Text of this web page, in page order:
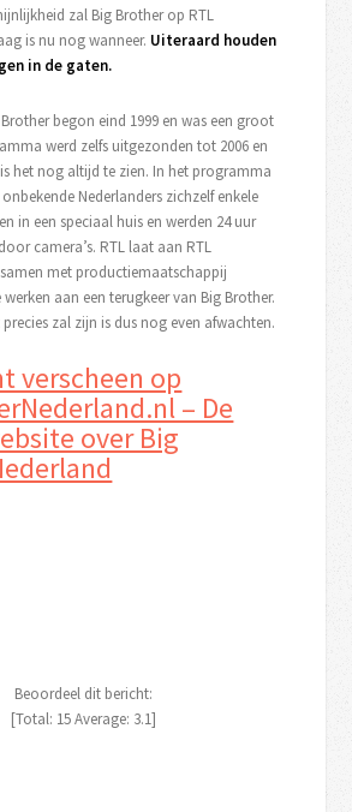
zal Big Brother op RTL
is nu nog wanneer. Uiteraard houden
in de gaten.
Brother begon eind 1999 en was een groot
werd zelfs uitgezonden tot 2006 en
het nog altijd te zien. In het programma
Nederlanders zichzelf enkele
in een speciaal huis en werden 24 uur
camera’s. RTL laat aan RTL
met productiemaatschappij
aan een terugkeer van Big Brother.
zal zijn is dus nog even afwachten.
verscheen op
– De
over Big
Beoordeel dit bericht:
[Total: 15Average: 3.1]